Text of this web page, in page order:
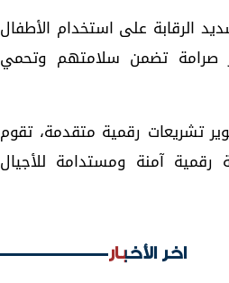
الرقابة على استخدام الأطفال
صرامة تضمن سلامتهم وتحمي
تشريعات رقمية متقدمة، تقوم
رقمية آمنة ومستدامة للأجيال
اخر الأخبار